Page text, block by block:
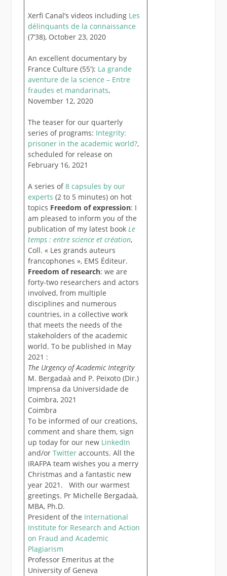
Xerfi Canal’s videos including Les
délinquants de la connaissance
(7’38), October 23, 2020
An excellent documentary by
France Culture (55′): La grande
aventure de la science – Entre
fraudes et mandarinats,
November 12, 2020
The teaser for our quarterly
series of programs: Integrity:
prisoner in the academic world?,
scheduled for release on
February 16, 2021
A series of8 capsules by our
experts (2 to 5 minutes) on hot
topics Freedom of expression: I
am pleased to inform you of the
publication of my latest book Le
temps : entre science et création,
Coll. « Les grands auteurs
francophones », EMS Éditeur.
Freedom of research: we are
forty-two researchers and actors
involved, from multiple
disciplines and numerous
countries, in a collective work
that meets the needs of the
stakeholders of the academic
world. To be published in May
2021 :
The Urgency of Academic Integrity
M. Bergadaà and P. Peixoto (Dir.)
Imprensa da Universidade de
Coimbra, 2021
Coimbra
To be informed of our creations,
comment and share them, sign
up today for our new LinkedIn
and/or Twitteraccounts. All the
IRAFPA team wishes you a merry
Christmas and a fantastic new
year 2021. With our warmest
greetings. Pr Michelle Bergadaà,
MBA, Ph.D.
President of the International
Institute for Research and Action
on Fraud and Academic
Plagiarism
Professor Emeritus at the
University of Geneva